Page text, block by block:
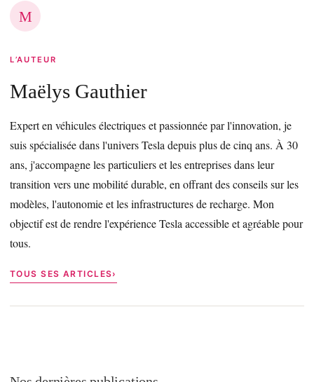
M
L’AUTEUR
Maëlys Gauthier
Expert en véhicules électriques et passionnée par l'innovation, je
suis spécialisée dans l'univers Tesla depuis plus de cinq ans. À 30
ans, j'accompagne les particuliers et les entreprises dans leur
transition vers une mobilité durable, en offrant des conseils sur les
modèles, l'autonomie et les infrastructures de recharge. Mon
objectif est de rendre l'expérience Tesla accessible et agréable pour
tous.
TOUS SES ARTICLES